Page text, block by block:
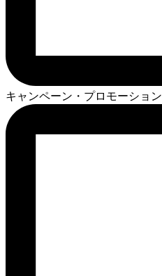
キャンペーン・プロモーション